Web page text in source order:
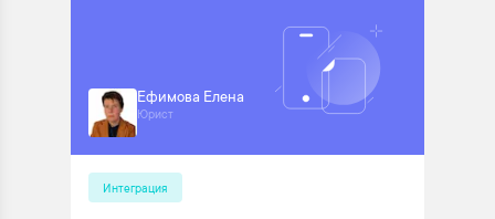
Ефимова Елена
Юрист
Интеграция